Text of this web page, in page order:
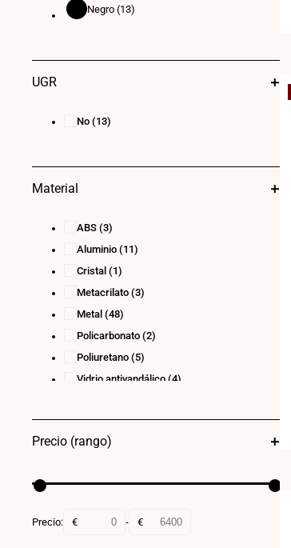
NegroNegro (13)
UGR
No (13)
Material
ABS (3)
Aluminio (11)
Cristal (1)
Metacrilato (3)
Metal (48)
Policarbonato (2)
Poliuretano (5)
Vidrio antivandálico (4)
Precio (rango)
Precio: € - €